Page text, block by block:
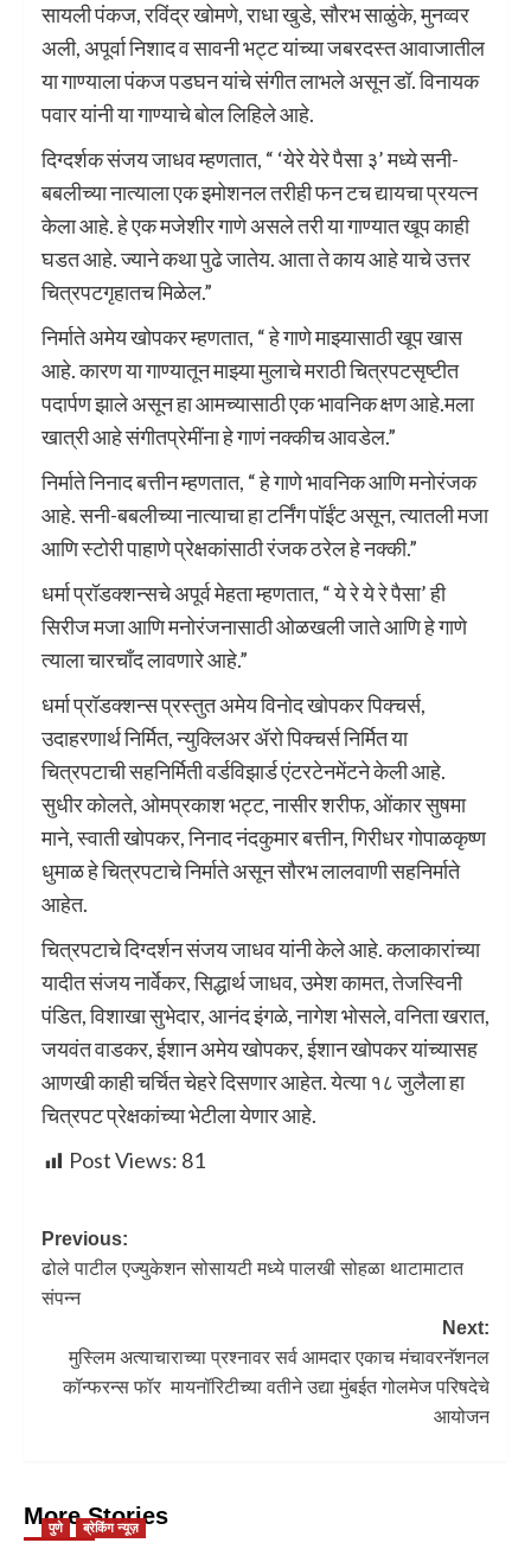
सायली पंकज, रविंद्र खोमणे, राधा खुडे, सौरभ साळुंके, मुनव्वर
अली, अपूर्वा निशाद व सावनी भट्ट यांच्या जबरदस्त आवाजातील
या गाण्याला पंकज पडघन यांचे संगीत लाभले असून डॉ. विनायक
पवार यांनी या गाण्याचे बोल लिहिले आहे.
दिग्दर्शक संजय जाधव म्हणतात, “ ‘येरे येरे पैसा ३’ मध्ये सनी-
बबलीच्या नात्याला एक इमोशनल तरीही फन टच द्यायचा प्रयत्न
केला आहे. हे एक मजेशीर गाणे असले तरी या गाण्यात खूप काही
घडत आहे. ज्याने कथा पुढे जातेय. आता ते काय आहे याचे उत्तर
चित्रपटगृहातच मिळेल.”
निर्माते अमेय खोपकर म्हणतात, “ हे गाणे माझ्यासाठी खूप खास
आहे. कारण या गाण्यातून माझ्या मुलाचे मराठी चित्रपटसृष्टीत
पदार्पण झाले असून हा आमच्यासाठी एक भावनिक क्षण आहे.मला
खात्री आहे संगीतप्रेमींना हे गाणं नक्कीच आवडेल.”
निर्माते निनाद बत्तीन म्हणतात, “ हे गाणे भावनिक आणि मनोरंजक
आहे. सनी-बबलीच्या नात्याचा हा टर्निंग पॉईंट असून, त्यातली मजा
आणि स्टोरी पाहाणे प्रेक्षकांसाठी रंजक ठरेल हे नक्की.”
धर्मा प्रॉडक्शन्सचे अपूर्व मेहता म्हणतात, “ ये रे ये रे पैसा’ ही
सिरीज मजा आणि मनोरंजनासाठी ओळखली जाते आणि हे गाणे
त्याला चारचाँद लावणारे आहे.”
धर्मा प्रॉडक्शन्स प्रस्तुत अमेय विनोद खोपकर पिक्चर्स,
उदाहरणार्थ निर्मित, न्युक्लिअर ॲरो पिक्चर्स निर्मित या
चित्रपटाची सहनिर्मिती वर्डविझार्ड एंटरटेनमेंटने केली आहे.
सुधीर कोलते, ओमप्रकाश भट्ट, नासीर शरीफ, ओंकार सुषमा
माने, स्वाती खोपकर, निनाद नंदकुमार बत्तीन, गिरीधर गोपाळकृष्ण
धुमाळ हे चित्रपटाचे निर्माते असून सौरभ लालवाणी सहनिर्माते
आहेत.
चित्रपटाचे दिग्दर्शन संजय जाधव यांनी केले आहे. कलाकारांच्या
यादीत संजय नार्वेकर, सिद्धार्थ जाधव, उमेश कामत, तेजस्विनी
पंडित, विशाखा सुभेदार, आनंद इंगळे, नागेश भोसले, वनिता खरात,
जयवंत वाडकर, ईशान अमेय खोपकर, ईशान खोपकर यांच्यासह
आणखी काही चर्चित चेहरे दिसणार आहेत. येत्या १८ जुलैला हा
चित्रपट प्रेक्षकांच्या भेटीला येणार आहे.
Post Views: 81
Previous:
ढोले पाटील एज्युकेशन सोसायटी मध्ये पालखी सोहळा थाटामाटात
संपन्न
Next:
मुस्लिम अत्याचाराच्या प्रश्नावर सर्व आमदार एकाच मंचावरनॅशनल
कॉन्फरन्स फॉर मायनॉरिटीच्या वतीने उद्या मुंबईत गोलमेज परिषदेचे
आयोजन
More Stories
पुणे ब्रेकिंग न्यूज़